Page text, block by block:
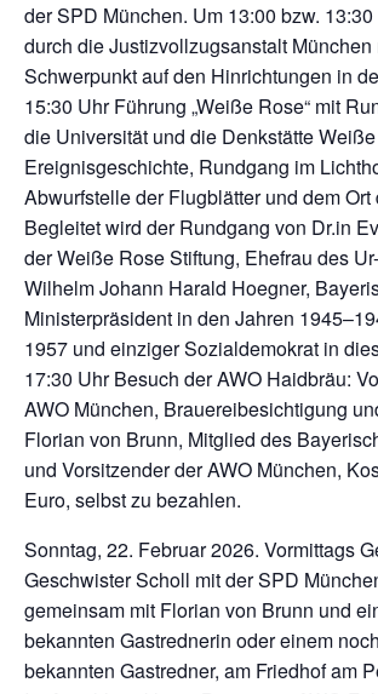
der SPD München. Um 13:00 bzw.
durch die Justizvollzugsanstalt München
Schwerpunkt auf den Hinrichtungen in
15:30 Uhr Führung „Weiße Rose“ mit
die Universität und die Denkstätte
Ereignisgeschichte, Rundgang im
Abwurfstelle der Flugblätter und dem Ort
Begleitet wird der Rundgang von Dr.in
der Weiße Rose Stiftung, Ehefrau des
Wilhelm Johann Harald Hoegner,
Ministerpräsident in den Jahren
1957 und einziger Sozialdemokrat in
17:30 Uhr Besuch der AWO Haidbräu:
AWO München, Brauereibesichtigung
Florian von Brunn, Mitglied des
und Vorsitzender der AWO München,
Euro, selbst zu bezahlen.
Sonntag, 22. Februar 2026. Vormittags
Geschwister Scholl mit der SPD
gemeinsam mit Florian von Brunn und
bekannten Gastrednerin oder einem
bekannten Gastredner, am Friedhof am